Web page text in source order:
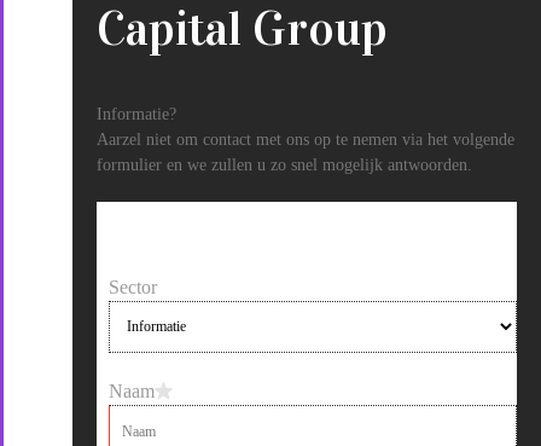
Capital Group
Informatie?
Aarzel niet om contact met ons op te nemen via het volgende
formulier en we zullen u zo snel mogelijk antwoorden.
Sector
Naam